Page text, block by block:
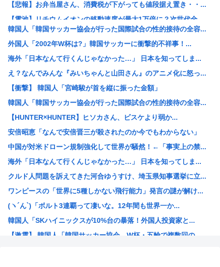
【悲報】お弁当屋さん、消費税が下がっても値段据え置き・・...
【電池】リチウムイオンの移動速度が最大1万倍に？次世代全...
【悲報】ワイ「子供2人目欲しいんやが、、、」ヨッメ「金は...
【悲報】元ジャンポケ・斉藤慎二被告は“無罪を立証”できる...
【朗報】みいちゃんと山田さん、ハッピーエンド確定、最後は...
【悲報】アニメ「ヤニねこ」BPOに通報され審議入りへ
【激怒】有吉弘行、「テレビ見ないんですよ」に団子屋を引き...
【画像】脱いだ瞬間ドスケベになるボーイッシュ女子、見つか...
バンダイナムコ、トイホビー事業が1Q過去最高益「ガンプラ...
一人飲み好きな人、集まれ！
男性のプライドが高いと感じた瞬間
「品切れ前に購入すると満足感」大量注文キャンセルで集英社...
【悲報】友達とロイヤルホストに行った息子、絶望www
【画像】チー牛さん、とんでもない恵体の白人美女と結婚して...
【衝撃】きゃりーぱみゅぱみゅ 本名をさらりと告白
アメリカ・ミシガン州の民主党予備選挙 イスラム教徒の“急...
韓国人「韓国サッカー協会が行った国際試合の性的接待の全容...
外国人「2002年W杯は?」韓国サッカーに衝撃的不祥事！...
海外「日本なんて行くんじゃなかった…」 日本を知ってしま...
え？なんでみんな『みいちゃんと山田さん』のアニメ化に怒っ...
【衝撃】 韓国人「宮崎駿が首を縦に振った金額」
韓国人「韓国サッカー協会が行った国際試合の性的接待の全容...
【HUNTER×HUNTER】ヒソカさん、ビスケより弱か...
安倍昭恵「なんで安倍晋三が殺されたのか今でもわからない」
中国が対米ドローン規制強化して世界が騒然！←「事実上の禁...
海外「日本なんて行くんじゃなかった…」 日本を知ってしま...
クルド人問題を訴えてきた河合ゆうすけ、埼玉県知事選挙に立...
ワンピースの「世界に5種しかない飛行能力」発言の謎が解け...
(ヽ´ん`)「ボルト3連覇って凄いな。12年間も世界一か...
韓国人「SKハイニックスが10%台の暴落！外国人投資家と...
【激震】 韓国人「韓国サッカー協会、W杯・五輪で複数回の...